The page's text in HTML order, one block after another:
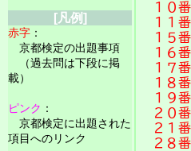
１０
１１
１５
１６
１７
１８
１９
２０
２１
２８
[凡例]
赤字 ：
京都検定の出題事項
（過去問は下段に掲
載）
ピンク ：
京都検定に出題された
項目へのリンク